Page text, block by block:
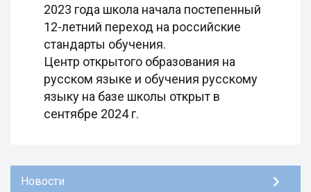
2023 года школа начала постепенный
12-летний переход на российские
стандарты обучения.
Центр открытого образования на
русском языке и обучения русскому
языку на базе школы открыт в
сентябре 2024 г.
Новости